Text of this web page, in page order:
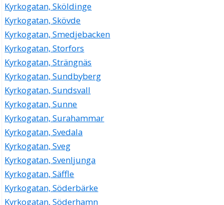
Kyrkogatan, Sköldinge
Kyrkogatan, Skövde
Kyrkogatan, Smedjebacken
Kyrkogatan, Storfors
Kyrkogatan, Strängnäs
Kyrkogatan, Sundbyberg
Kyrkogatan, Sundsvall
Kyrkogatan, Sunne
Kyrkogatan, Surahammar
Kyrkogatan, Svedala
Kyrkogatan, Sveg
Kyrkogatan, Svenljunga
Kyrkogatan, Säffle
Kyrkogatan, Söderbärke
Kyrkogatan, Söderhamn